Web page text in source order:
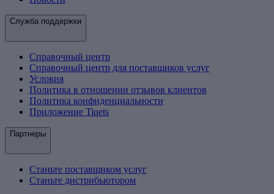
Служба поддержки
Справочный центр
Справочный центр для поставщиков услуг
Условия
Политика в отношении отзывов клиентов
Политика конфиденциальности
Приложение Tiqets
Партнеры
Станьте поставщиком услуг
Станьте дистрибьютором